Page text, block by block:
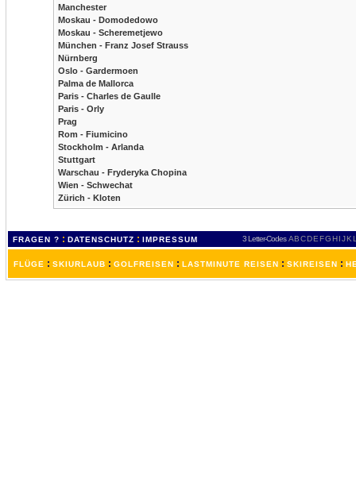
Manchester
Moskau - Domodedowo
Moskau - Scheremetjewo
München - Franz Josef Strauss
Nürnberg
Oslo - Gardermoen
Palma de Mallorca
Paris - Charles de Gaulle
Paris - Orly
Prag
Rom - Fiumicino
Stockholm - Arlanda
Stuttgart
Warschau - Fryderyka Chopina
Wien - Schwechat
Zürich - Kloten
FRAGEN ? : DATENSCHUTZ : IMPRESSUM 3 Letter-Codes ABCDEFGH IJKL
FLÜGE : SKIURLAUB : GOLFREISEN : LASTMINUTE REISEN : SKIREISEN :